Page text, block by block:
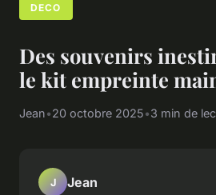
DECO
Des souvenirs
le kit empreinte
Jean•20 octobre 2025•3 min de
J Jean